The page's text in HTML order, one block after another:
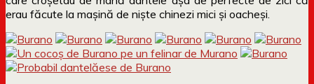
erau făcute la mașină de niște chinezi mici și oacheși.